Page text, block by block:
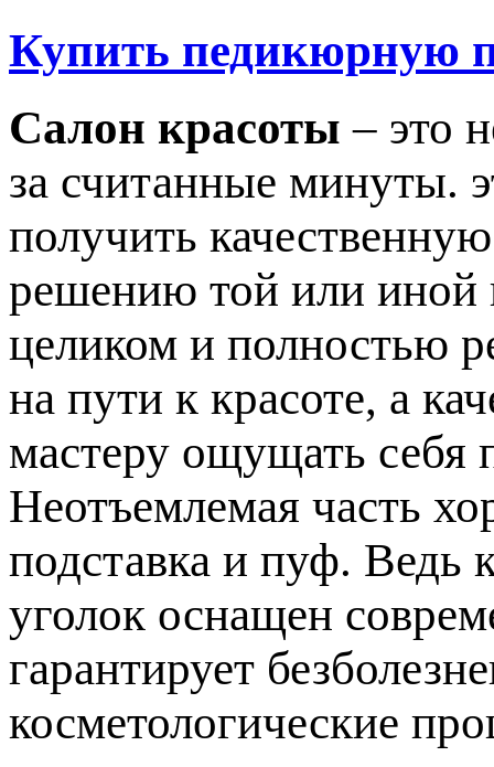
Купить педикюрную
Салон красоты – это
за считанные минуты.
получить
решению той или иной
целиком и полностью
на пути к красоте, а
мастеру ощущать себя
Неотъемлемая часть
подставка и пуф. Ведь
уголок оснащен
гарантирует
косметологические